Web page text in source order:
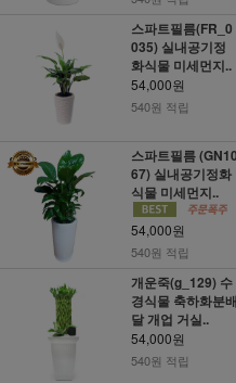
스파트필름(FR_0
035) 실내공기정
화식물 미세먼지..
54,000원
540원 적립
스파트필름 (GN10
67) 실내공기정화
식물 미세먼지..
54,000원
540원 적립
개운죽(g_129) 수
경식물 축하화분배
달 개업 거실..
54,000원
540원 적립